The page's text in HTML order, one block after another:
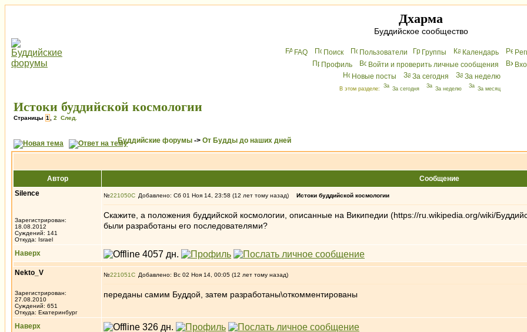
Дхарма
Буддийское сообщество
FAQ Поиск Пользователи Группы Календарь
Профиль
Войти и проверить личные сообщения
Новые посты
За сегодня За неделю
В этом разделе: За сегодня За неделю За месяц
Истоки буддийской космологии
Страницы 1 2 След.
Буддийские форумы -> От Будды до наших дней
Автор
Сообщение
Silence
Зарегистрирован:
18.08.2012
Суждений: 141
Откуда: Israel
№221050 Добавлено: Сб 01 Ноя 14, 23:58 (12 лет тому назад) Истоки буддийской космологии
Скажите, а положения буддийской космологии, описанные на Википедии (https://ru.wikipedia.org/wiki/
были разработаны его последователями?
Наверх
Nekto_V
Зарегистрирован:
27.08.2010
Суждений: 651
Откуда: Екатеринбург
№221051 Добавлено: Вс 02 Ноя 14, 00:05 (12 лет тому назад)
переданы самим Буддой, затем разработаны\откомментированы
Наверх